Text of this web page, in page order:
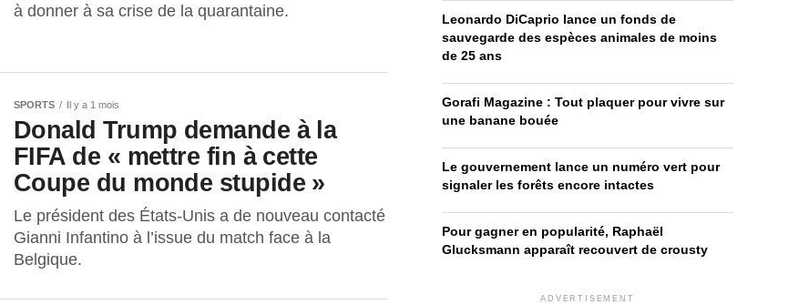
à donner à sa crise de la quarantaine.
SPORTS Il y a 1 mois
Donald Trump demande à la
FIFA de « mettre fin à cette
Coupe du monde stupide »
Le président des États-Unis a de nouveau contacté
Gianni Infantino à l’issue du match face à la
Belgique.
Leonardo DiCaprio lance un fonds de
sauvegarde des espèces animales de moins
de 25 ans
Gorafi Magazine : Tout plaquer pour vivre sur
une banane bouée
Le gouvernement lance un numéro vert pour
signaler les forêts encore intactes
Pour gagner en popularité, Raphaël
Glucksmann apparaît recouvert de crousty
ADVERTISEMENT